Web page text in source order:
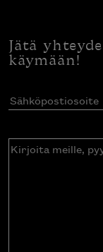
Jätä
käymään!
Sähköpostiosoite
Kirjoita